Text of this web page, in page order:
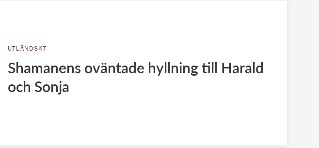
UTLÄNDSKT
Shamanens oväntade hyllning till Harald
och Sonja